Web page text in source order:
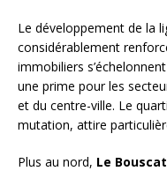
Le développement de la
considérablement
immobiliers
une prime pour les
et du centre-ville. Le
mutation, attire
Plus au nord, Le Bouscat